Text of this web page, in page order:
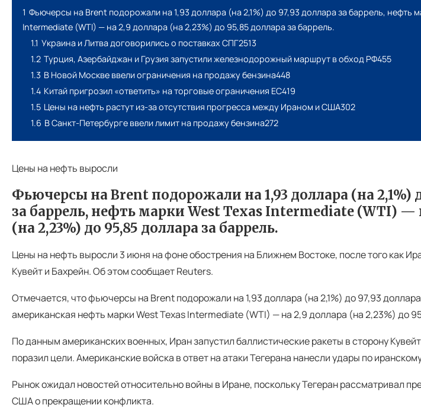
1 Фьючерсы на Brent подорожали на 1,93 доллара (на 2,1%) до 97,93 доллара за баррель, нефть
Intermediate (WTI) — на 2,9 доллара (на 2,23%) до 95,85 доллара за баррель.
1.1 Украина и Литва договорились о поставках СПГ2513
1.2 Турция, Азербайджан и Грузия запустили железнодорожный маршрут в обход РФ455
1.3 В Новой Москве ввели ограничения на продажу бензина448
1.4 Китай пригрозил «ответить» на торговые ограничения ЕС419
1.5 Цены на нефть растут из-за отсутствия прогресса между Ираном и США302
1.6 В Санкт-Петербурге ввели лимит на продажу бензина272
Цены на нефть выросли
Фьючерсы на Brent подорожали на 1,93 доллара (на 2,1%)
за баррель, нефть марки West Texas Intermediate (WTI) —
(на 2,23%) до 95,85 доллара за баррель.
Цены на нефть выросли 3 июня на фоне обострения на Ближнем Востоке, после того как
Кувейт и Бахрейн. Об этом сообщает Reuters.
Отмечается, что фьючерсы на Brent подорожали на 1,93 доллара (на 2,1%) до 97,93
американская нефть марки West Texas Intermediate (WTI) — на 2,9 доллара (на 2,23%) до
По данным американских военных, Иран запустил баллистические ракеты в сторону
поразил цели. Американские войска в ответ на атаки Тегерана нанесли удары по
Рынок ожидал новостей относительно войны в Иране, поскольку Тегеран рассматривал
США о прекращении конфликта.